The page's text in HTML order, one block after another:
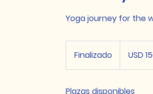
Yoga journey for the
Finalizado
i
a
USD
Plazas disponibles